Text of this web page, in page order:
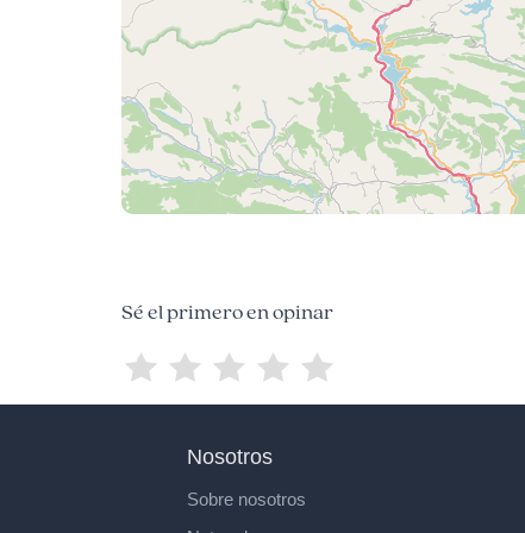
Sé el primero en opinar
Nosotros
Sobre nosotros